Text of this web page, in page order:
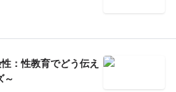
：性教育でどう伝え
～